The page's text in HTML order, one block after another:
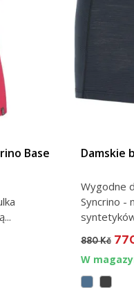
Base
Damskie
Wygodne
Syncrino -
880 Kč
W